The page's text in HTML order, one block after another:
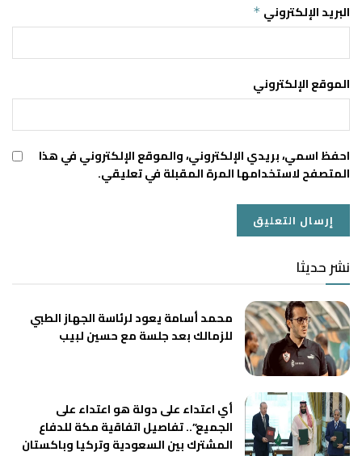
البريد الإلكتروني *
الموقع الإلكتروني
احفظ اسمي، بريدي الإلكتروني، والموقع الإلكتروني في هذا
المتصفح لاستخدامها المرة المقبلة في تعليقي.
نشر حديثا
محمد أسامة يعود لرئاسة الجهاز الطبي
للزمالك بعد جلسة مع حسين لبيب
أي اعتداء على دولة هو اعتداء على
الجميع”.. تفاصيل اتفاقية مكة للدفاع
المشترك بين السعودية وتركيا وباكستان